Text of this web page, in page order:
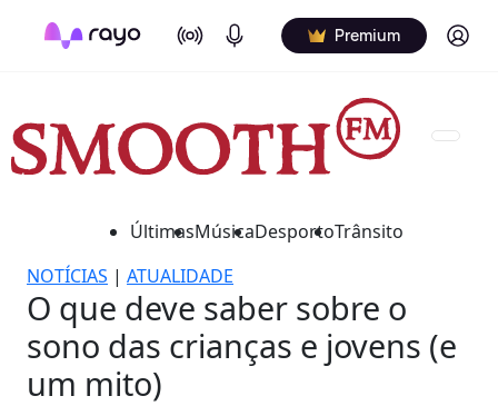
On Air Podcasts Premium Log in
ÚltimasMúsicaDesportoTrânsito
NOTÍCIAS | ATUALIDADE
O que deve saber sobre o
sono das crianças e jovens (e
um mito)